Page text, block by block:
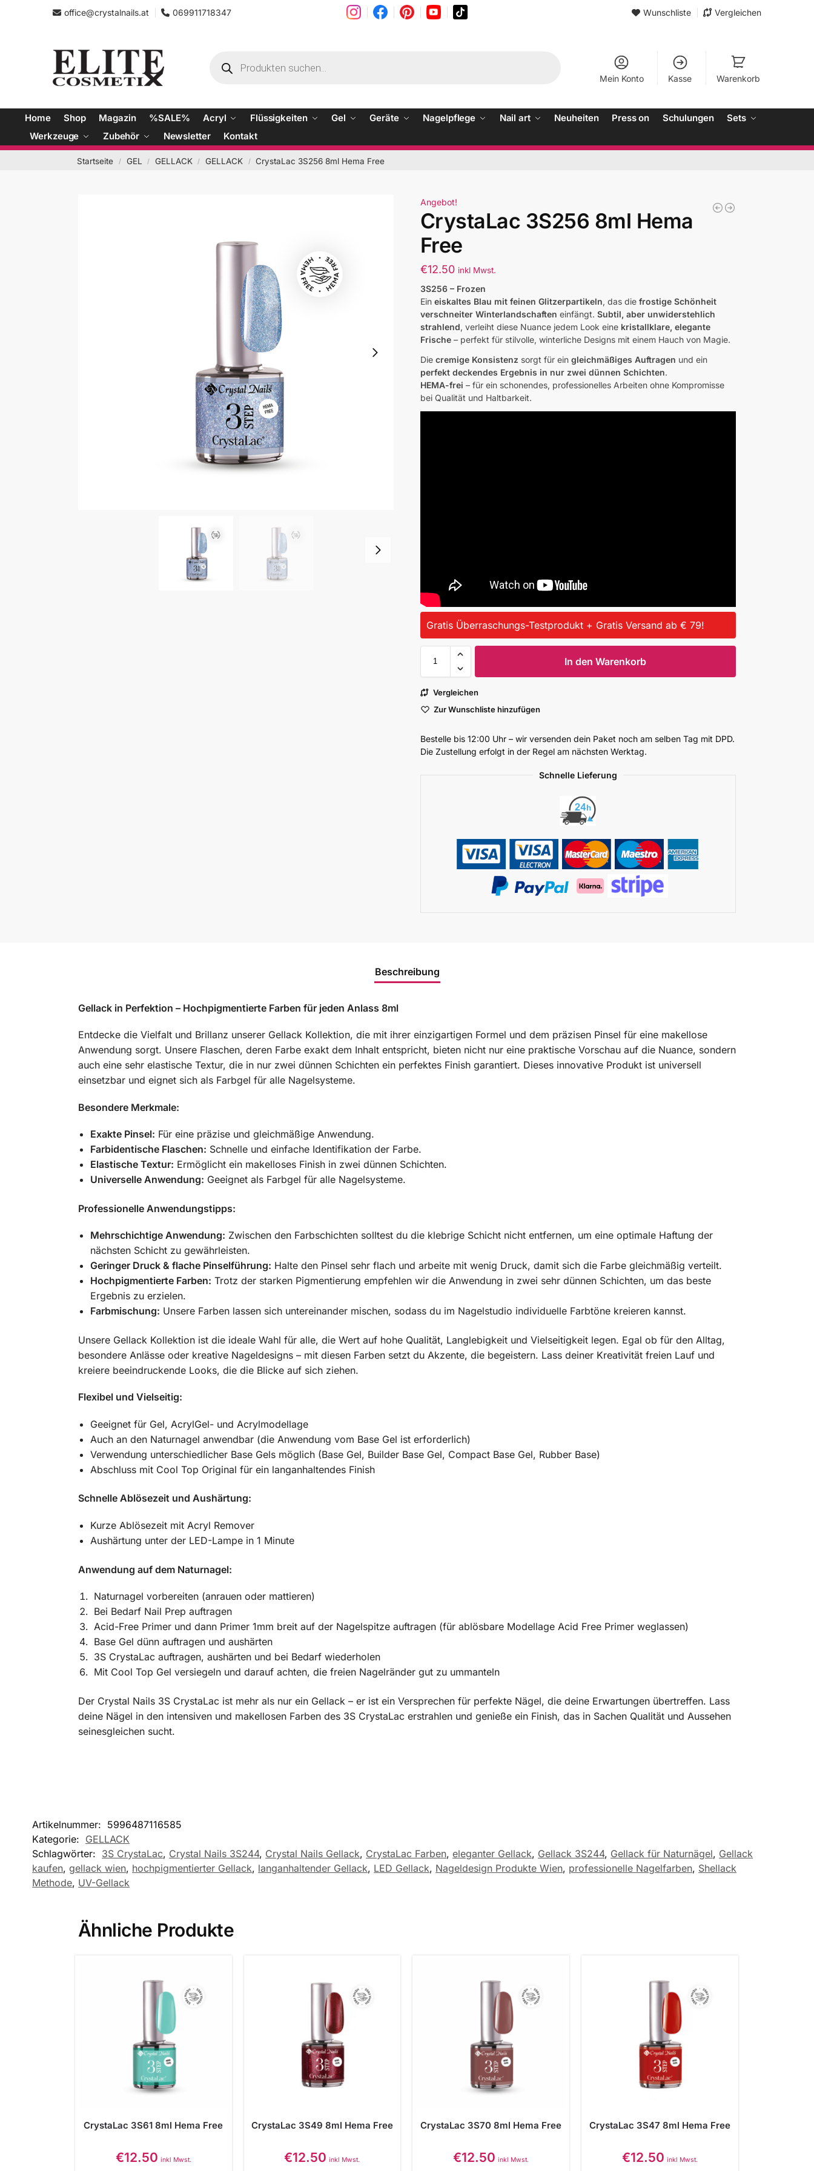
office@crystalnails.at 069911718347 Wunschliste Vergleichen
Mein Konto Kasse Warenkorb
Home Shop Magazin %SALE% Acryl Flüssigkeiten Gel Geräte Nagelpflege Nail art Neuheiten Press on Schulungen
Sets
Werkzeuge
Zubehör Newsletter Kontakt
Startseite / GEL / GELLACK / GELLACK / CrystaLac 3S256 8ml Hema Free
Angebot!
CrystaLac 3S256 8ml Hema
Free
€12.50 inkl Mwst.
3S256 – Frozen
Ein eiskaltes Blau mit feinen Glitzerpartikeln, das die frostige Schönheit
verschneiter Winterlandschaften einfängt. Subtil, aber unwiderstehlich
strahlend, verleiht diese Nuance jedem Look eine kristallklare, elegante
Frische– perfekt für stilvolle, winterliche Designs mit einem Hauch von Magie.
Die cremige Konsistenz sorgt für ein gleichmäßiges Auftragen und ein
perfekt deckendes Ergebnis in nur zwei dünnen Schichten.
HEMA-frei – für ein schonendes, professionelles Arbeiten ohne Kompromisse
bei Qualität und Haltbarkeit.
Gratis Überraschungs-Testprodukt + Gratis Versand ab € 79!
In den Warenkorb
Vergleichen
Zur Wunschliste hinzufügen
Bestelle bis 12:00 Uhr – wir versenden dein Paket noch am selben Tag mit DPD.
Die Zustellung erfolgt in der Regel am nächsten Werktag.
Schnelle Lieferung
Beschreibung
Gellack in Perfektion – Hochpigmentierte Farben für jeden Anlass 8ml
Entdecke die Vielfalt und Brillanz unserer Gellack Kollektion, die mit ihrer einzigartigen Formel und dem präzisen Pinsel für eine makellose
Anwendung sorgt. Unsere Flaschen, deren Farbe exakt dem Inhalt entspricht, bieten nicht nur eine praktische Vorschau auf die Nuance, sondern
auch eine sehr elastische Textur, die in nur zwei dünnen Schichten ein perfektes Finish garantiert. Dieses innovative Produkt ist universell
einsetzbar und eignet sich als Farbgel für alle Nagelsysteme.
Besondere Merkmale:
Exakte Pinsel: Für eine präzise und gleichmäßige Anwendung.
Farbidentische Flaschen: Schnelle und einfache Identifikation der Farbe.
Elastische Textur: Ermöglicht ein makelloses Finish in zwei dünnen Schichten.
Universelle Anwendung: Geeignet als Farbgel für alle Nagelsysteme.
Professionelle Anwendungstipps:
Mehrschichtige Anwendung: Zwischen den Farbschichten solltest du die klebrige Schicht nicht entfernen, um eine optimale Haftung der
nächsten Schicht zu gewährleisten.
Geringer Druck & flache Pinselführung: Halte den Pinsel sehr flach und arbeite mit wenig Druck, damit sich die Farbe gleichmäßig verteilt.
Hochpigmentierte Farben: Trotz der starken Pigmentierung empfehlen wir die Anwendung in zwei sehr dünnen Schichten, um das beste
Ergebnis zu erzielen.
Farbmischung: Unsere Farben lassen sich untereinander mischen, sodass du im Nagelstudio individuelle Farbtöne kreieren kannst.
Unsere Gellack Kollektion ist die ideale Wahl für alle, die Wert auf hohe Qualität, Langlebigkeit und Vielseitigkeit legen. Egal ob für den Alltag,
besondere Anlässe oder kreative Nageldesigns – mit diesen Farben setzt du Akzente, die begeistern. Lass deiner Kreativität freien Lauf und
kreiere beeindruckende Looks, die die Blicke auf sich ziehen.
Flexibel und Vielseitig:
Geeignet für Gel, AcrylGel- und Acrylmodellage
Auch an den Naturnagel anwendbar (die Anwendung vom Base Gel ist erforderlich)
Verwendung unterschiedlicher Base Gels möglich (Base Gel, Builder Base Gel, Compact Base Gel, Rubber Base)
Abschluss mit Cool Top Original für ein langanhaltendes Finish
Schnelle Ablösezeit und Aushärtung:
Kurze Ablösezeit mit Acryl Remover
Aushärtung unter der LED-Lampe in 1 Minute
Anwendung auf dem Naturnagel:
Naturnagel vorbereiten (anrauen oder mattieren)
Bei Bedarf Nail Prep auftragen
Acid-Free Primer und dann Primer 1mm breit auf der Nagelspitze auftragen (für ablösbare Modellage Acid Free Primer weglassen)
Base Gel dünn auftragen und aushärten
3S CrystaLac auftragen, aushärten und bei Bedarf wiederholen
Mit Cool Top Gel versiegeln und darauf achten, die freien Nagelränder gut zu ummanteln
Der Crystal Nails 3S CrystaLac ist mehr als nur ein Gellack – er ist ein Versprechen für perfekte Nägel, die deine Erwartungen übertreffen. Lass
deine Nägel in den intensiven und makellosen Farben des 3S CrystaLac erstrahlen und genieße ein Finish, das in Sachen Qualität und Aussehen
seinesgleichen sucht.
Artikelnummer: 5996487116585
Kategorie: GELLACK
Schlagwörter: 3S CrystaLac, Crystal Nails 3S244, Crystal Nails Gellack, CrystaLac Farben,eleganter Gellack, Gellack 3S244, Gellack für Naturnägel, Gellack
kaufen,gellack wien, hochpigmentierter Gellack, langanhaltender Gellack, LED Gellack, Nageldesign Produkte Wien, professionelle Nagelfarben, Shellack
Methode, UV-Gellack
Ähnliche Produkte
CrystaLac 3S61 8ml Hema Free
€12.50 inkl Mwst.
CrystaLac 3S49 8ml Hema Free
€12.50 inkl Mwst.
CrystaLac 3S70 8ml Hema Free
€12.50 inkl Mwst.
CrystaLac 3S47 8ml Hema Free
€12.50 inkl Mwst.